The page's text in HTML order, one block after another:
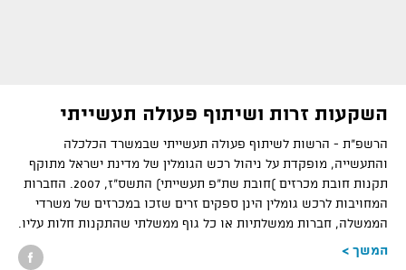
השקעות זרות ושיתוף פעולה תעשייתי
הרשפ"ת - הרשות לשיתוף פעולה תעשייתי שבמשרד הכלכלה
והתעשייה, מופקדת על ניהול רכש הגומלין של מדינת ישראל מתוקף
תקנות חובת מכרזים )חובת שת"פ תעשייתי) התשס"ז, 2007. החברות
המחויבות לרכש גומלין הינן ספקים זרים שזכו במכרזים של משרדי
הממשלה, חברות ממשלתיות או כל גוף ממשלתי שהתקנות חלות עליו.
המשך